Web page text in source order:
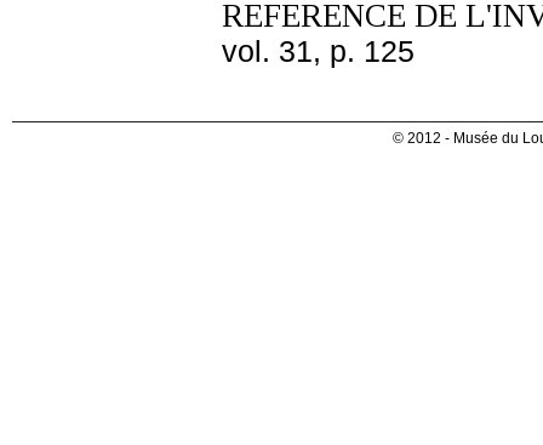
REFERENCE DE
vol. 31, p. 125
© 2012 - Musée du